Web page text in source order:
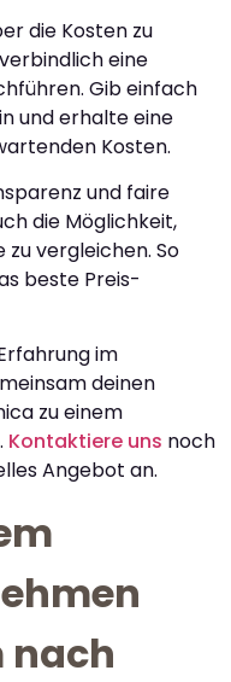
die Kosten zu
eine
Gib einfach
und erhalte eine
Kosten.
und faire
die Möglichkeit,
vergleichen. So
beste Preis-
im
deinen
zu einem
Kontaktiere uns noch
Angebot an.
nach